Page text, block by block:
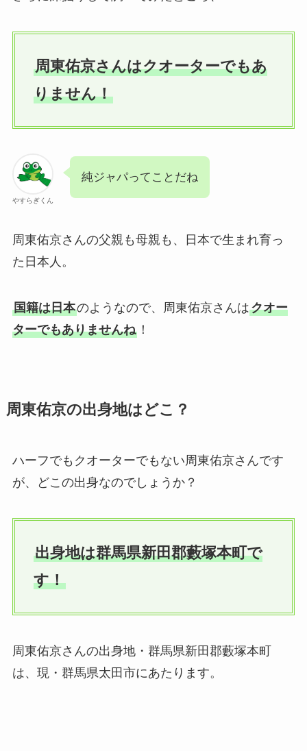
周東佑京さんはクオーターでもあ
りません！
やすらぎくん
純ジャパってことだね
周東佑京さんの父親も母親も、日本で生まれ育っ
た日本人。
国籍は日本のようなので、周東佑京さんはクオー
ターでもありませんね！
周東佑京の出身地はどこ？
ハーフでもクオーターでもない周東佑京さんです
が、どこの出身なのでしょうか？
出身地は群馬県新田郡藪塚本町で
す！
周東佑京さんの出身地・群馬県新田郡藪塚本町
は、現・群馬県太田市にあたります。